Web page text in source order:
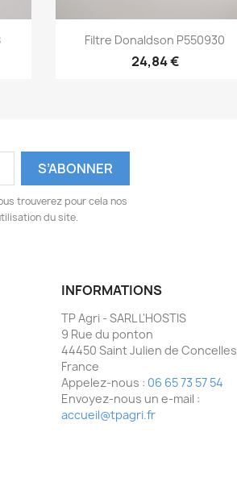
Aperçu rapide
Filtre Donaldson P550930
24,84 €
trouverez pour cela nos
du site.
INFORMATIONS
TP Agri - SARL L'HOSTIS
9 Rue du ponton
44450 Saint Julien de Concelles
France
Appelez-nous : 06 65 73 57 54
Envoyez-nous un e-mail :
accueil@tpagri.fr